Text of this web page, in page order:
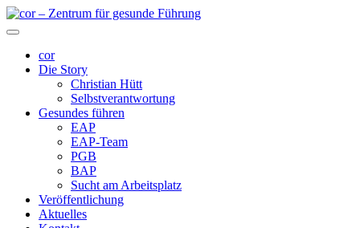
cor
Die Story
Christian Hütt
Selbstverantwortung
Gesundes führen
EAP
EAP-Team
PGB
BAP
Sucht am Arbeitsplatz
Veröffentlichung
Aktuelles